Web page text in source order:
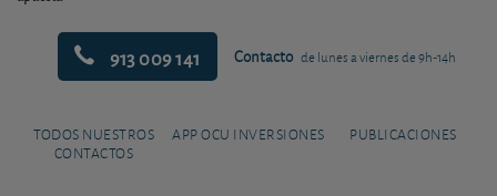
913 009 141 Contacto de lunes a viernes de 9h-14h
TODOS NUESTROS
CONTACTOS
APP OCU INVERSIONES PUBLICACIONES